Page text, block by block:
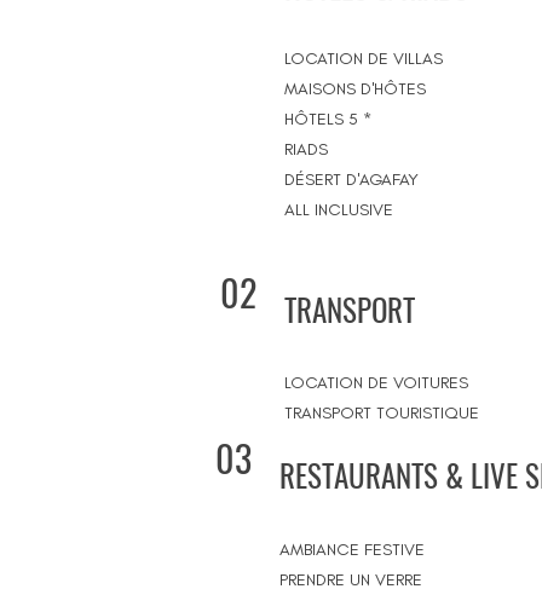
LOCATION DE VILLAS
MAISONS D'HÔTES
HÔTELS 5 *
RIADS
DÉSERT D'AGAFAY
ALL INCLUSIVE
02 TRANSPORT
LOCATION DE VOITURES
TRANSPORT TOURISTIQUE
03 RESTAURANTS & LIVE
AMBIANCE FESTIVE
PRENDRE UN VERRE